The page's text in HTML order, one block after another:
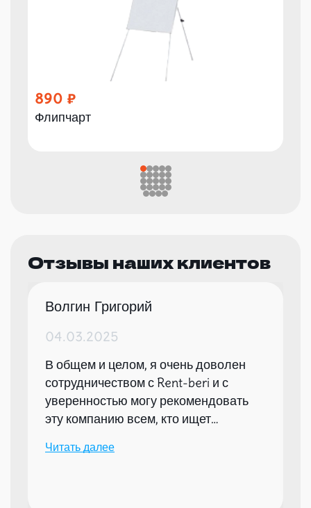
890
Флипчарт
Отзывы наших клиентов
Волгин Григорий
04.03.2025
В общем и целом, я очень доволен
сотрудничеством с Rent-beri и с
уверенностью могу рекомендовать
эту компанию всем, кто ищет
мероприятий.
Читать далее